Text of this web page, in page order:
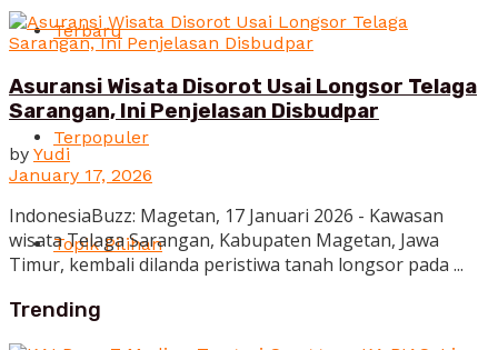
Terbaru
Terpopuler
Topik Pilihan
Asuransi Wisata Disorot Usai Longsor Telaga
Sarangan, Ini Penjelasan Disbudpar
by Yudi
January 17, 2026
IndonesiaBuzz: Magetan, 17 Januari 2026 - Kawasan
wisata Telaga Sarangan, Kabupaten Magetan, Jawa
Timur, kembali dilanda peristiwa tanah longsor pada ...
Trending